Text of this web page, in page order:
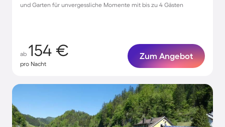
und Garten für unvergessliche Momente mit bis zu 4 Gästen
ab 154 €
pro Nacht
Zum Angebot